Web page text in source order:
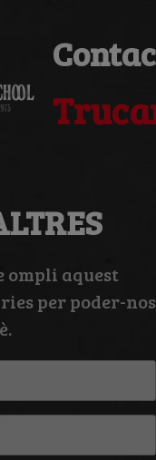
ompli aquest
per poder-nos